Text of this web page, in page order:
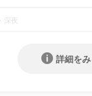
深夜
詳細を